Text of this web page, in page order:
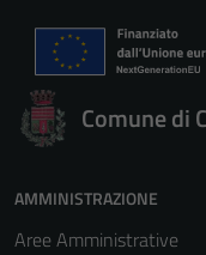
Comune di
AMMINISTRAZIONE
Aree Amministrative